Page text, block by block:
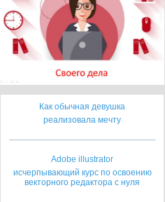
Как обычная девушка
реализовала мечту
Adobe illustrator
исчерпывающий курс по освоению
векторного редактора с нуля